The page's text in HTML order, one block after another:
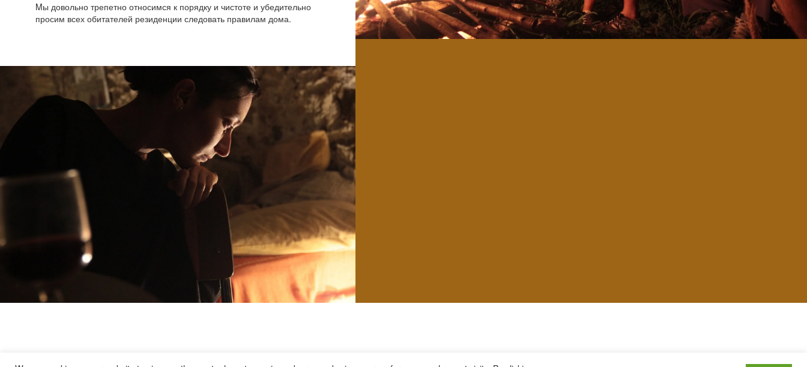
Mы довольно трепетно относимся к порядку и чистоте и убедительно
просим всех обитателей резиденции следовать правилам дома.